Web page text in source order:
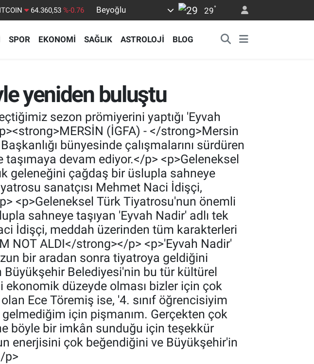
DOLAR 47,7069 %0.17
STERLİN
64,1897 %0.02
64.360,53 %-0.76
Beyoğlu 29°
SPOR EKONOMİ SAĞLIK ASTROLOJİ BLOG
yeniden buluştu
sezon prömiyerini yaptığı 'Eyvah
(İGFA) - </strong>Mersin
bünyesinde çalışmalarını sürdüren
devam ediyor.</p> <p>Geleneksel
geleneğini çağdaş bir üslupla sahneye
sanatçısı Mehmet Naci İdişçi,
<p>Geleneksel Türk Tiyatrosu'nun önemli
sahneye taşıyan 'Eyvah Nadir' adlı tek
İdişçi, meddah üzerinden tüm karakterleri
NOT ALDI</strong></p> <p>'Eyvah Nadir'
bir aradan sonra tiyatroya geldiğini
Belediyesi'nin bu tür kültürel
düzeyde olması bizler için çok
Ece Töremiş ise, '4. sınıf öğrencisiyim
için pişmanım. Gerçekten çok
böyle bir imkân sunduğu için teşekkür
enerjisini çok beğendiğini ve Büyükşehir'in
p>